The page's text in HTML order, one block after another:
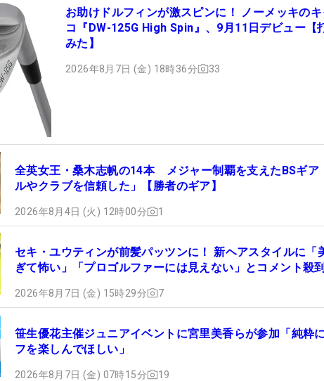
お助けドルフィンが激スピンに！ ノーメッキの
コ『DW-125G High Spin』、9月11日デビュー【
みた】
2026年8月7日 (金) 18時36分 33
全英女王・桑木志帆の14本 メジャー制覇を支えたBSギア
ルやクラブを信頼した」【勝者のギア】
2026年8月4日 (火) 12時00分 1
セキ・ユウティンが前髪パッツンに！ 新ヘアスタイルに「
ぎて怖い」「プロゴルファーには見えない」とコメント殺
2026年8月7日 (金) 15時29分 7
笹生優花主催ジュニアイベントに宮里美香らが参加「純粋
フを楽しんでほしい」
2026年8月7日 (金) 07時15分 19